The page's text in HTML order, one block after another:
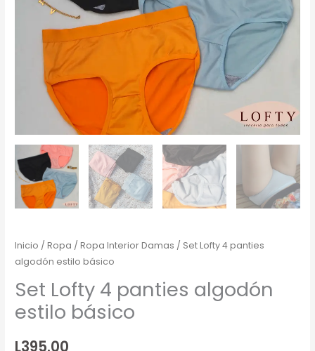
Inicio /Ropa /Ropa Interior Damas / Set Lofty 4 panties
algodón estilo básico
Set Lofty 4 panties algodón
estilo básico
L395.00